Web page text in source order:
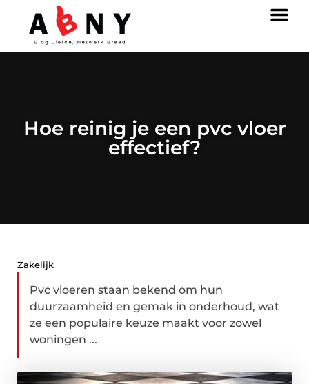
Hoe reinig je een pvc vloer
effectief?
Zakelijk
Pvc vloeren staan bekend om hun
duurzaamheid en gemak in onderhoud, wat
ze een populaire keuze maakt voor zowel
woningen ...